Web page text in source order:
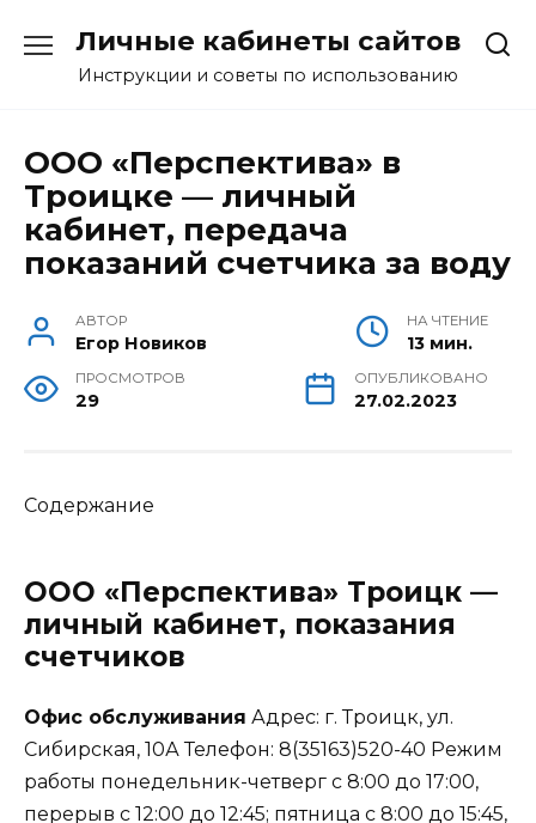
содержанию
Личные кабинеты сайтов
Инструкции и советы по использованию
ООО «Перспектива» в
Троицке — личный
кабинет, передача
показаний счетчика за воду
АВТОР
Егор Новиков
НА ЧТЕНИЕ
13 мин.
ПРОСМОТРОВ
29
ОПУБЛИКОВАНО
27.02.2023
Содержание
ООО «Перспектива» Троицк —
личный кабинет, показания
счетчиков
Офис обслуживания Адрес: г. Троицк, ул.
Сибирская, 10А Телефон: 8(35163)520-40 Режим
работы понедельник-четверг с 8:00 до 17:00,
перерыв с 12:00 до 12:45; пятница с 8:00 до 15:45,